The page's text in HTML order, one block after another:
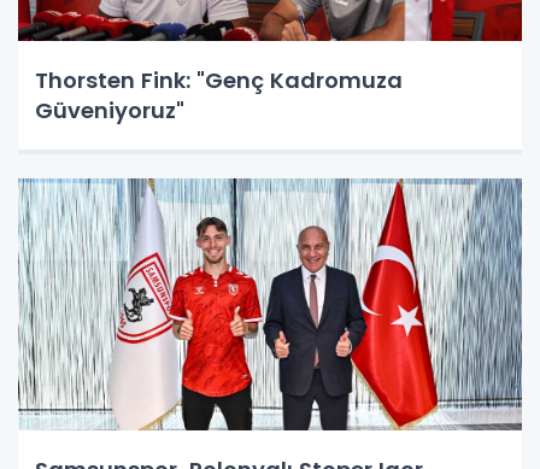
Thorsten Fink: "Genç Kadromuza
Güveniyoruz"